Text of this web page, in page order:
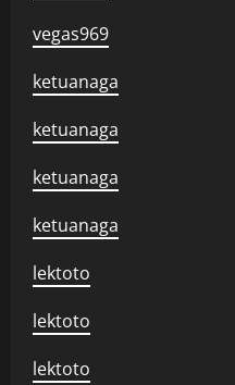
vegas969
ketuanaga
ketuanaga
ketuanaga
ketuanaga
lektoto
lektoto
lektoto